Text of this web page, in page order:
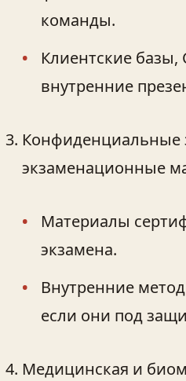
команды.
Клиентские базы,
внутренние
Конфиденциальные
экзаменационные
Материалы
экзамена.
Внутренние
если они под
Медицинская и